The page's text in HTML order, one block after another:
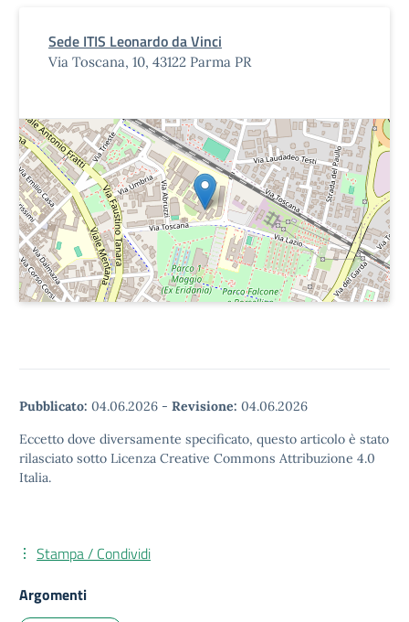
Sede ITIS Leonardo da Vinci
Via Toscana, 10, 43122 Parma PR
Pubblicato: 04.06.2026 - Revisione: 04.06.2026
Eccetto dove diversamente specificato, questo articolo è stato
rilasciato sotto Licenza Creative Commons Attribuzione 4.0
Italia.
Stampa / Condividi
Argomenti